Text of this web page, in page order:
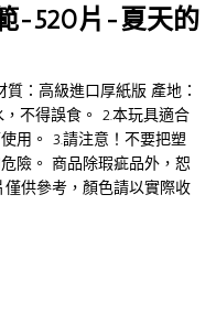
-520片-夏天的
：高級進口厚紙版 產地：
不得誤食。 2.本玩具適合
用。 3.請注意！不要把塑
險。 商品除瑕疵品外，恕
供參考，顏色請以實際收